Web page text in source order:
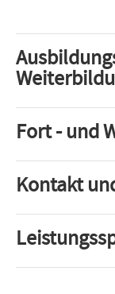
Fort - und
Kontakt